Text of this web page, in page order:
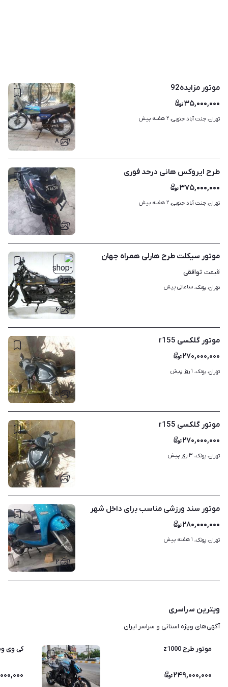
۸
موتور مزایده92
۳۵,۰۰۰,۰۰۰
تهران، جنت آباد جنوبی، ۲ هفته پیش
۸
طرح ایروکس هانی درحد فوری
۳۷۵,۰۰۰,۰۰۰
تهران، جنت آباد جنوبی، ۲ هفته پیش
۶
موتور سیکلت طرح هارلی همراه جهان
قیمت توافقی
تهران، پونک، ساعاتی پیش
۵
موتور گلکسی r155
۲۷۰,۰۰۰,۰۰۰
تهران، پونک، ۱ روز پیش
۷
موتور گلکسی r155
۲۷۰,۰۰۰,۰۰۰
تهران، پونک، ۳ روز پیش
۲
موتور سند ورزشی مناسب برای داخل شهر
۲۸۰,۰۰۰,۰۰۰
تهران، پونک، ۱ هفته پیش
ویترین سراسری
آگهی‌های ویژه استانی و سراسر ایران.
موتور طرح z1000
۲۴۹,۰۰۰,۰۰۰
کی وی ویسته